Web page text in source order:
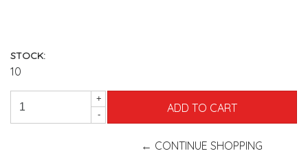
STOCK:
10
+
-
← CONTINUE SHOPPING